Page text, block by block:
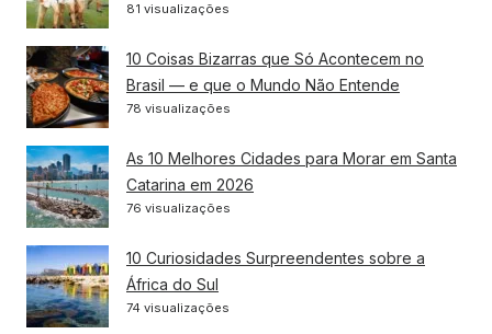
81 visualizações
10 Coisas Bizarras que Só Acontecem no
Brasil — e que o Mundo Não Entende
78 visualizações
As 10 Melhores Cidades para Morar em Santa
Catarina em 2026
76 visualizações
10 Curiosidades Surpreendentes sobre a
África do Sul
74 visualizações